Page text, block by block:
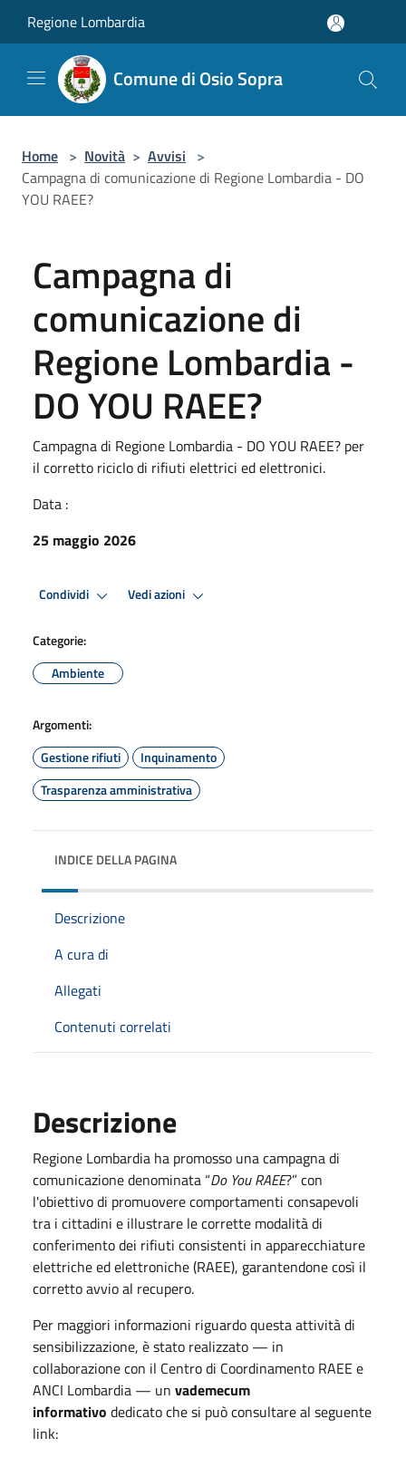
Regione Lombardia
Comune di Osio Sopra
Home > Novità > Avvisi >
Campagna di comunicazione di Regione Lombardia - DO
YOU RAEE?
Campagna di
comunicazione di
Regione Lombardia -
DO YOU RAEE?
Campagna di Regione Lombardia - DO YOU RAEE? per
il corretto riciclo di rifiuti elettrici ed elettronici.
Data :
25 maggio 2026
Condividi Vedi azioni
Categorie:
Ambiente
Argomenti:
Gestione rifiuti
Inquinamento
Trasparenza amministrativa
INDICE DELLA PAGINA
Descrizione
A cura di
Allegati
Contenuti correlati
Descrizione
Regione Lombardia ha promosso una campagna di
comunicazione denominata “Do You RAEE?” con
l'obiettivo di promuovere comportamenti consapevoli
tra i cittadini e illustrare le corrette modalità di
conferimento dei rifiuti consistenti in apparecchiature
elettriche ed elettroniche (RAEE), garantendone così il
corretto avvio al recupero.
Per maggiori informazioni riguardo questa attività di
sensibilizzazione, è stato realizzato — in
collaborazione con il Centro di Coordinamento RAEE e
ANCI Lombardia — un vademecum
informativo dedicato che si può consultare al seguente
link: